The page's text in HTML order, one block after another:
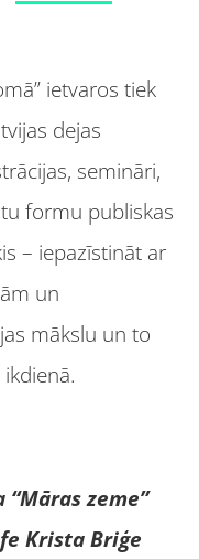
ietvaros tiek
dejas
semināri,
formu publiskas
– iepazīstināt ar
un
mākslu un to
zeme”
Krista Briģe